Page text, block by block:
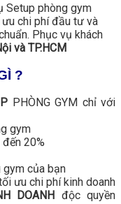
Setup phòng gym
chi phí đầu tư và
Phục vụ khách
và TP.HCM
?
PHÒNG GYM chỉ với
gym
20%
của bạn
ưu chi phí kinh doanh
DOANH
độc quyền